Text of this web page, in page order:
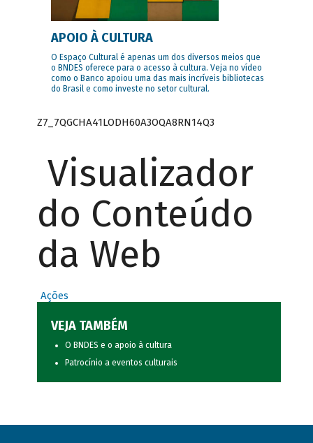
APOIO À CULTURA
O Espaço Cultural é apenas um dos diversos meios que
o BNDES oferece para o acesso à cultura. Veja no vídeo
como o Banco apoiou uma das mais incríveis bibliotecas
do Brasil e como investe no setor cultural.
Z7_7QGCHA41LODH60A3OQA8RN14Q3
Visualizador
do Conteúdo
da Web
Ações
VEJA TAMBÉM
O BNDES e o apoio à cultura
Patrocínio a eventos culturais